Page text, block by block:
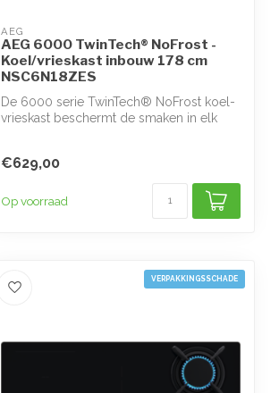
AEG
AEG 6000 TwinTech® NoFrost -
Koel/vrieskast inbouw 178 cm
NSC6N18ZES
De 6000 serie TwinTech® NoFrost koel-
vrieskast beschermt de smaken in elk
€629,00
Op voorraad
VERPAKKINGSSCHADE